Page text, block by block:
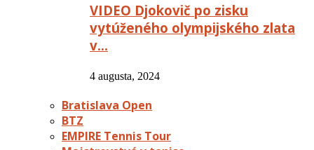
VIDEO Djokovič po zisku
vytúženého olympijského zlata
v…
4 augusta, 2024
Bratislava Open
BTZ
EMPIRE Tennis Tour